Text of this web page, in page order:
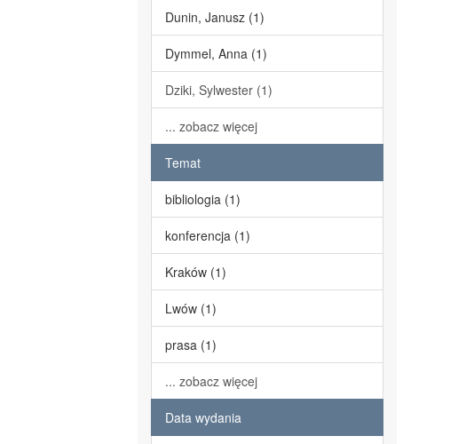
Dunin, Janusz (1)
Dymmel, Anna (1)
Dziki, Sylwester (1)
... zobacz więcej
Temat
bibliologia (1)
konferencja (1)
Kraków (1)
Lwów (1)
prasa (1)
... zobacz więcej
Data wydania